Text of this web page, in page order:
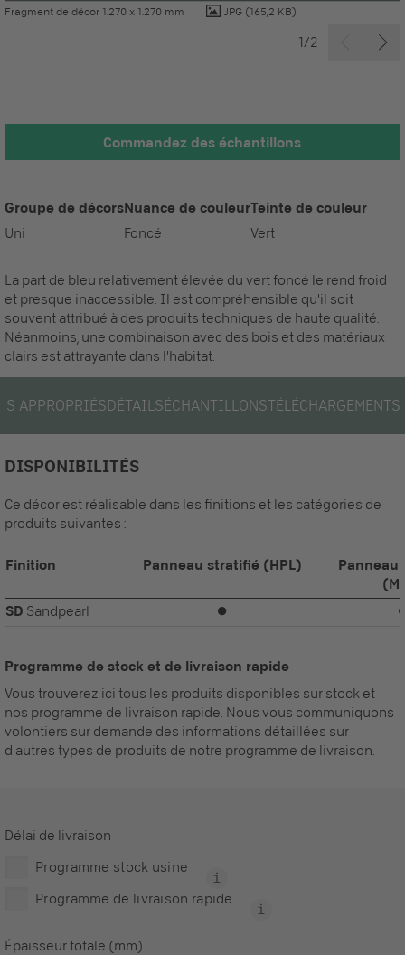
Fragment de décor 1.270 x 1.270 mm JPG (165,2 KB)
1/2
Commandez des échantillons
Groupe de décors
Uni
Nuance de couleur
Foncé
Teinte de couleur
Vert
La part de bleu relativement élevée du vert foncé le rend froid
et presque inaccessible. Il est compréhensible qu'il soit
souvent attribué à des produits techniques de haute qualité.
Néanmoins, une combinaison avec des bois et des matériaux
clairs est attrayante dans l'habitat.
APPROPRIÉSDÉTAILSÉCHANTILLONSTÉLÉCHARGEMENTS
DISPONIBILITÉS
Ce décor est réalisable dans les finitions et les catégories de
produits suivantes :
Finition Panneau stratifié (HPL)
Panneau
SD Sandpearl ⏺
Programme de stock et de livraison rapide
Vous trouverez ici tous les produits disponibles sur stock et
nos programme de livraison rapide. Nous vous communiquons
volontiers sur demande des informations détaillées sur
d'autres types de produits de notre programme de livraison.
Délai de livraison
Programme stock usine
Programme de livraison rapide
Épaisseur totale (mm)